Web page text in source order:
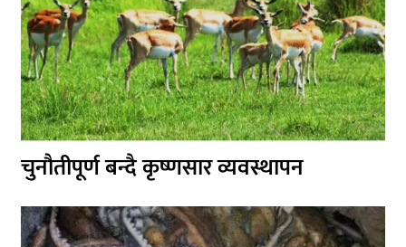
चुनौतीपूर्ण बन्दै कृष्णसार व्यवस्थापन